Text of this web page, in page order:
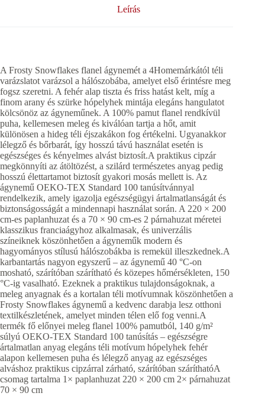
Leírás
A Frosty Snowflakes flanel ágynemét a 4Homemárkától téli
varázslatot varázsol a hálószobába, amelyet első érintésre meg
fogsz szeretni. A fehér alap tiszta és friss hatást kelt, míg a
finom arany és szürke hópelyhek mintája elegáns hangulatot
kölcsönöz az ágyneműnek. A 100% pamut flanel rendkívül
puha, kellemesen meleg és kiválóan tartja a hőt, amit
különösen a hideg téli éjszakákon fog értékelni. Ugyanakkor
lélegző és bőrbarát, így hosszú távú használat esetén is
egészséges és kényelmes alvást biztosít.A praktikus cipzár
megkönnyíti az átöltözést, a szilárd természetes anyag pedig
hosszú élettartamot biztosít gyakori mosás mellett is. Az
ágynemű OEKO-TEX Standard 100 tanúsítvánnyal
rendelkezik, amely igazolja egészségügyi ártalmatlanságát és
biztonságosságát a mindennapi használat során. A 220 × 200
cm-es paplanhuzat és a 70 × 90 cm-es 2 párnahuzat méretei
klasszikus franciaágyhoz alkalmasak, és univerzális
színeiknek köszönhetően a ágyneműk modern és
hagyományos stílusú hálószobákba is remekül illeszkednek.A
karbantartás nagyon egyszerű – az ágynemű 40 °C-on
mosható, szárítóban szárítható és közepes hőmérsékleten, 150
°C-ig vasalható. Ezeknek a praktikus tulajdonságoknak, a
meleg anyagnak és a kortalan téli motívumnak köszönhetően a
Frosty Snowflakes ágynemű a kedvenc darabja lesz otthoni
textilkészletének, amelyet minden télen elő fog venni.A
termék fő előnyei meleg flanel 100% pamutból, 140 g/m²
súlyú OEKO-TEX Standard 100 tanúsítás – egészségre
ártalmatlan anyag elegáns téli motívum hópelyhek fehér
alapon kellemesen puha és lélegző anyag az egészséges
alváshoz praktikus cipzárral zárható, szárítóban száríthatóA
csomag tartalma 1× paplanhuzat 220 × 200 cm 2× párnahuzat
70 × 90 cm